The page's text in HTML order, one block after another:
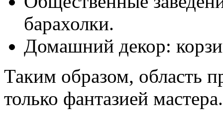
барахолки.
Домашний декор:
Таким образом, область
только фантазией мастера.